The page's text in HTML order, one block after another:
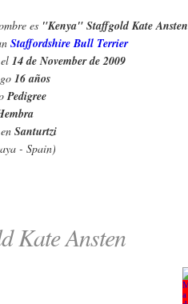
es "Kenya" Staffgold Kate Ansten
Staffordshire Bull Terrier
14 de November de 2009
16 años
Pedigree
Santurtzi
- Spain)
Kate Ansten